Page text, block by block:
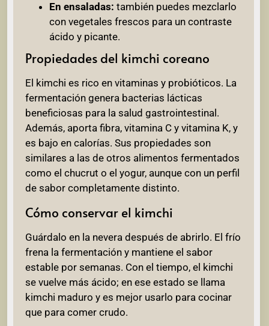
En ensaladas: también puedes mezclarlo
con vegetales frescos para un contraste
ácido y picante.
Propiedades del kimchi coreano
El kimchi es rico en vitaminas y probióticos. La
fermentación genera bacterias lácticas
beneficiosas para la salud gastrointestinal.
Además, aporta fibra, vitamina C y vitamina K, y
es bajo en calorías. Sus propiedades son
similares a las de otros alimentos fermentados
como el chucrut o el yogur, aunque con un perfil
de sabor completamente distinto.
Cómo conservar el kimchi
Guárdalo en la nevera después de abrirlo. El frío
frena la fermentación y mantiene el sabor
estable por semanas. Con el tiempo, el kimchi
se vuelve más ácido; en ese estado se llama
kimchi maduro y es mejor usarlo para cocinar
que para comer crudo.